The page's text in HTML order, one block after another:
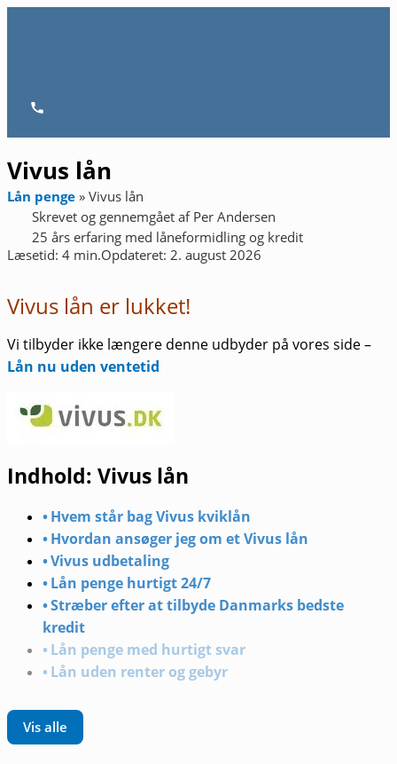
Vivus lån
Lån penge » Vivus lån
Skrevet og gennemgået af Per Andersen
25 års erfaring med låneformidling og kredit
Læsetid: 4 min.Opdateret: 2. august 2026
Vivus lån er lukket!
Vi tilbyder ikke længere denne udbyder på vores side –
Lån nu uden ventetid
Indhold: Vivus lån
Hvem står bag Vivus kviklån
Hvordan ansøger jeg om et Vivus lån
Vivus udbetaling
Lån penge hurtigt 24/7
Stræber efter at tilbyde Danmarks bedste
kredit
Lån penge med hurtigt svar
Lån uden renter og gebyr
Vis alle